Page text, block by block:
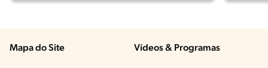
Mapa do Site Vídeos & Programas​